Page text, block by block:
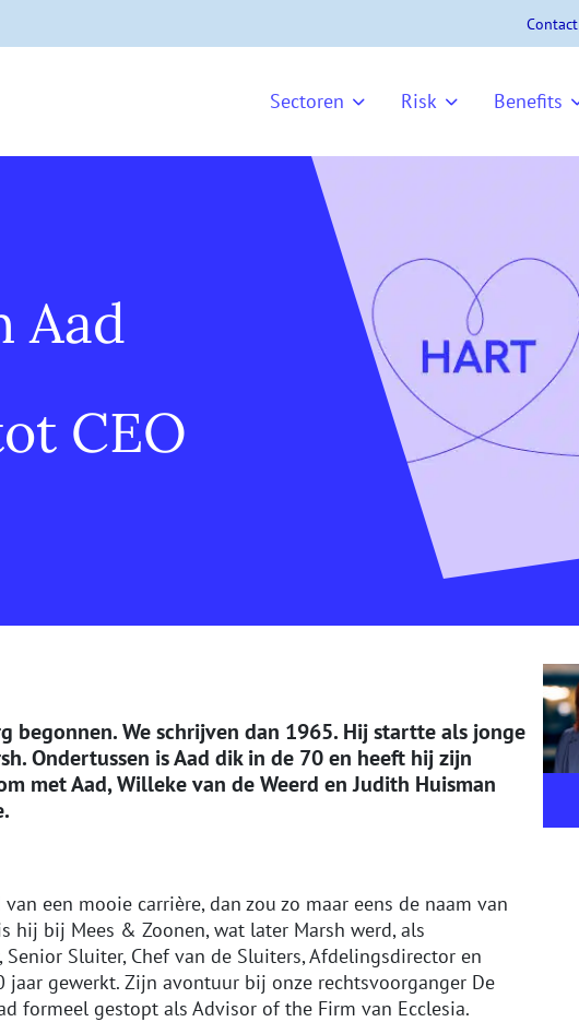
Contact
Sectoren Risk Benefits
Aad
CEO
begonnen. We schrijven dan 1965. Hij startte als jonge
Ondertussen is Aad dik in de 70 en heeft hij zijn
met Aad, Willeke van de Weerd en Judith Huisman
een mooie carrière, dan zou zo maar eens de naam van
hij bij Mees & Zoonen, wat later Marsh werd, als
Sluiter, Chef van de Sluiters, Afdelingsdirector en
jaar gewerkt. Zijn avontuur bij onze rechtsvoorganger De
formeel gestopt als Advisor of the Firm van Ecclesia.